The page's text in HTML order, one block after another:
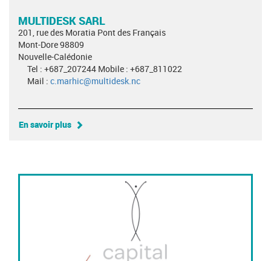
MULTIDESK SARL
201, rue des Moratia Pont des Français
Mont-Dore 98809
Nouvelle-Calédonie
Tel : +687_207244 Mobile : +687_811022
Mail : c.marhic@multidesk.nc
En savoir plus